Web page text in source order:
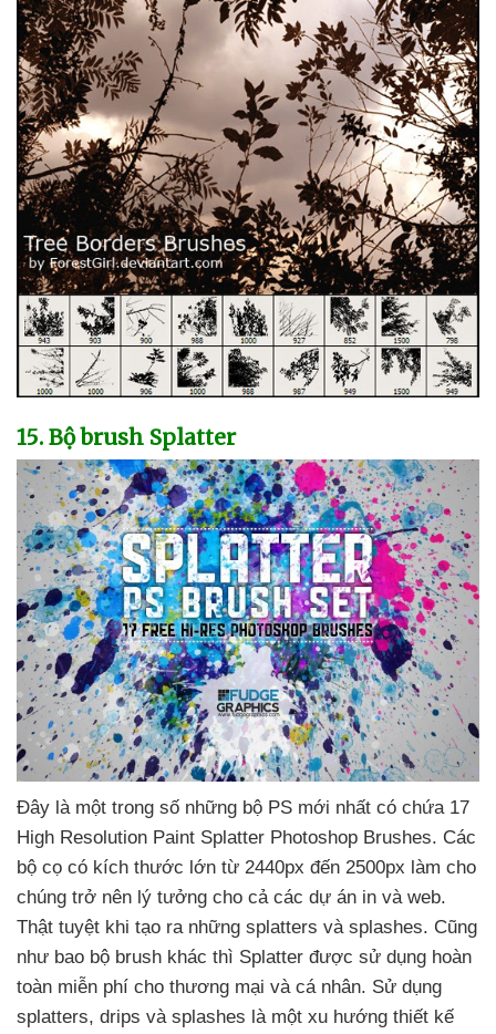
15. Bộ brush Splatter
Đây là một trong số những bộ PS mới nhất có chứa 17
High Resolution Paint Splatter Photoshop Brushes. Các
bộ cọ có kích thước lớn từ 2440px đến 2500px làm cho
chúng trở nên lý tưởng cho cả các dự án in và web.
Thật tuyệt khi tạo ra những splatters và splashes. Cũng
như bao bộ brush khác thì Splatter được sử dụng hoàn
toàn miễn phí cho thương mại và cá nhân. Sử dụng
splatters, drips và splashes là một xu hướng thiết kế